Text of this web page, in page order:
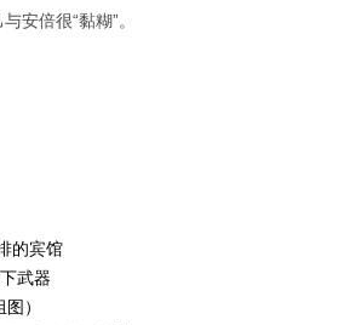
安倍很“黏糊”。
的宾馆
武器
）